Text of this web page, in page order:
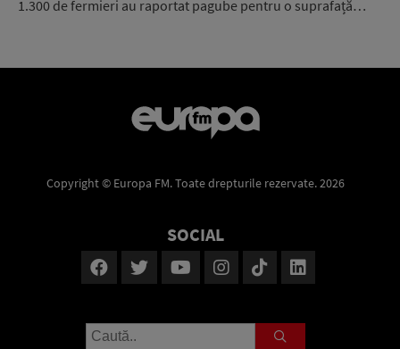
1.300 de fermieri au raportat pagube pentru o suprafață…
Copyright © Europa FM. Toate drepturile rezervate. 2026
SOCIAL